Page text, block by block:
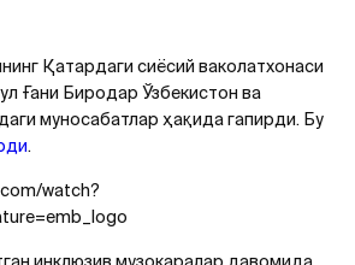
Қатардаги сиёсий ваколатхонаси
Ғани Биродар Ўзбекистон ва
муносабатлар ҳақида гапирди. Бу
.
watch?